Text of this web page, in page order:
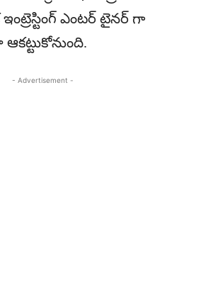
ఎంటర్ టైనర్ గా
- Advertisement -